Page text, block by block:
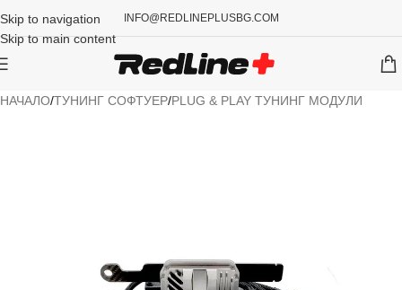
Skip to navigation
Skip to main content
INFO@REDLINEPLUSBG.COM
НАЧАЛО/ТУНИНГ СОФТУЕР/PLUG & PLAY ТУНИНГ МОДУЛИ